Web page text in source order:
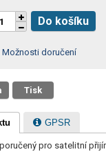
Do košíku
Možnosti doručení
Tisk
GPSR
pro satelitní